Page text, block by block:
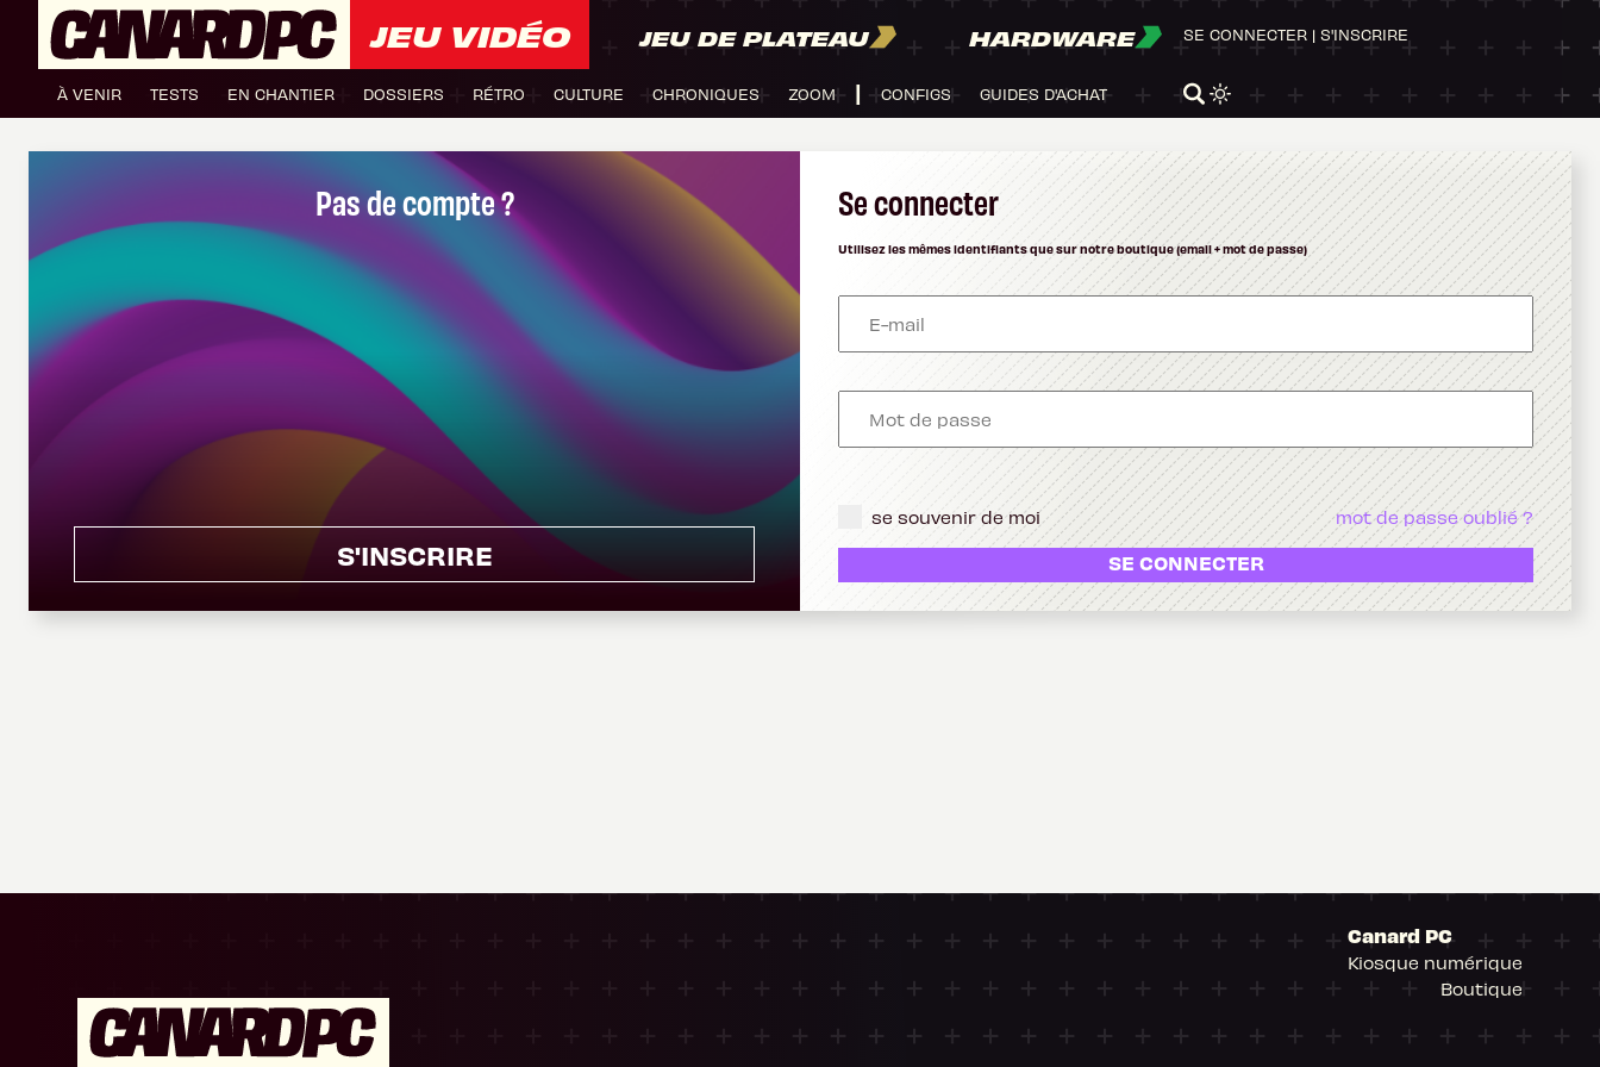
JEU VIDÉO JEU DE PLATEAU HARDWARE
À VENIR TESTS EN CHANTIER DOSSIERS RÉTRO CULTURE CHRONIQUES ZOOM CONFIGS GUIDES D'ACHAT
SE CONNECTER | S'INSCRIRE
Pas de compte ?
S'INSCRIRE
Se connecter
Utilisez les mêmes identifiants que sur notre boutique (email + mot de passe)
se souvenir de moi mot de passe oublié ?
SE CONNECTER
Canard PC
Kiosque numérique
Boutique